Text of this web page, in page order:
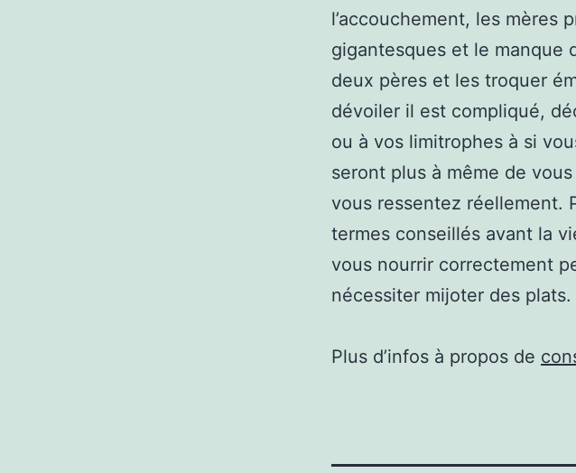
l’accouchement, les mères
gigantesques et le manque
deux pères et les troquer
dévoiler il est compliqué,
ou à vos limitrophes à si
seront plus à même de
vous ressentez réellement.
termes conseillés avant la
vous nourrir correctement
nécessiter mijoter des plats.
Plus d’infos à propos de